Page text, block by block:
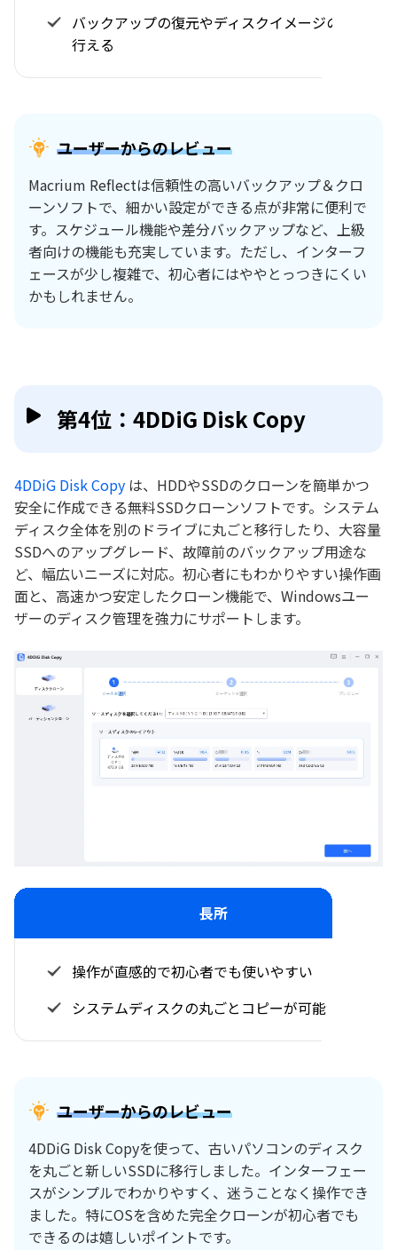
バックアップの復元やディスクイメージの作成が
行える
ユーザーからのレビュー
Macrium Reflectは信頼性の高いバックアップ＆クロ
ーンソフトで、細かい設定ができる点が非常に便利で
す。スケジュール機能や差分バックアップなど、上級
者向けの機能も充実しています。ただし、インターフ
ェースが少し複雑で、初心者にはややとっつきにくい
かもしれません。
第4位：4DDiG Disk Copy
4DDiG Disk Copy は、HDDやSSDのクローンを簡単かつ
安全に作成できる無料SSDクローンソフトです。システム
ディスク全体を別のドライブに丸ごと移行したり、大容量
SSDへのアップグレード、故障前のバックアップ用途な
ど、幅広いニーズに対応。初心者にもわかりやすい操作画
面と、高速かつ安定したクローン機能で、Windowsユー
ザーのディスク管理を強力にサポートします。
長所
操作が直感的で初心者でも使いやすい
システムディスクの丸ごとコピーが可能
ユーザーからのレビュー
4DDiG Disk Copyを使って、古いパソコンのディスク
を丸ごと新しいSSDに移行しました。インターフェー
スがシンプルでわかりやすく、迷うことなく操作でき
ました。特にOSを含めた完全クローンが初心者でも
できるのは嬉しいポイントです。